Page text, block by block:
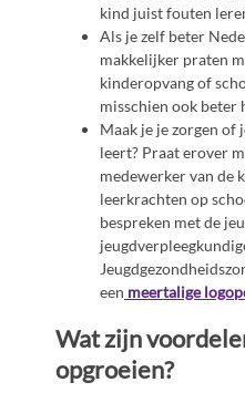
kind juist fouten
Als je zelf beter
makkelijker praten
kinderopvang of
misschien ook beter
Maak je je zorgen of
leert? Praat erover
medewerker van de
leerkrachten op
bespreken met de
een meertalige
Wat zijn
opgroeien?